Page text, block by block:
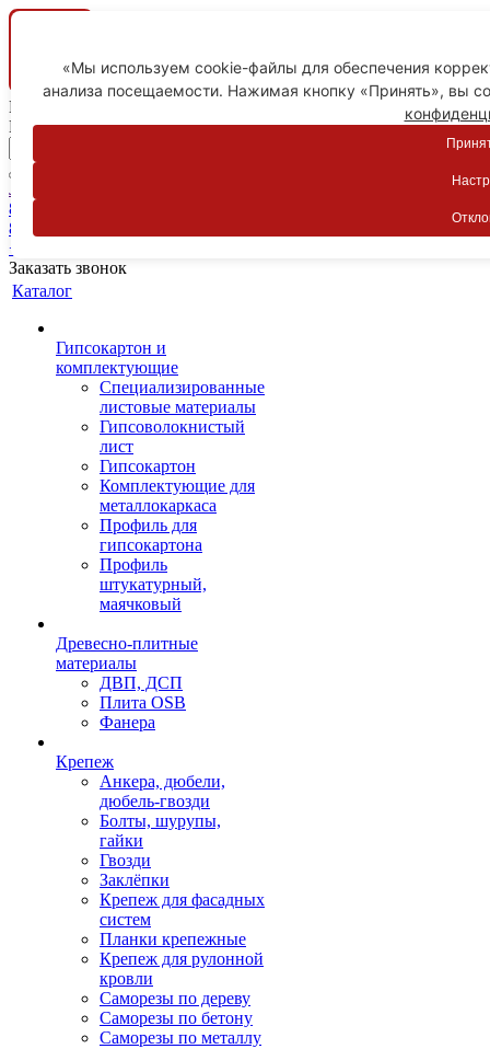
Ваш город
Пятигорск
Личный кабинет
8-800-775-59-89
8-800-775-59-89
+7 918 754-83-77
Заказать звонок
Каталог
Гипсокартон и
комплектующие
Специализированные
листовые материалы
Гипсоволокнистый
лист
Гипсокартон
Комплектующие для
металлокаркаса
Профиль для
гипсокартона
Профиль
штукатурный,
маячковый
Древесно-плитные
материалы
ДВП, ДСП
Плита OSB
Фанера
Крепеж
Анкера, дюбели,
дюбель-гвозди
Болты, шурупы,
гайки
Гвозди
Заклёпки
Крепеж для фасадных
систем
Планки крепежные
Крепеж для рулонной
кровли
Саморезы по дереву
Саморезы по бетону
Саморезы по металлу
«Мы используем cookie-файлы для обеспечения
анализа посещаемости. Нажимая кнопку «Принять», вы